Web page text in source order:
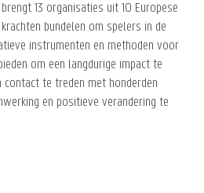
13 organisaties uit 10 Europese
bundelen om spelers in de
instrumenten en methoden voor
om een langdurige impact te
te treden met honderden
en positieve verandering te